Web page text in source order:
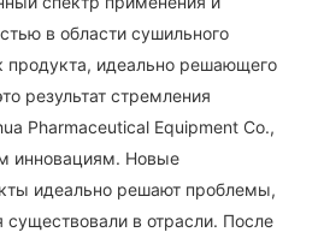
в области сушильного
продукта, идеально решающего
результат стремления
Pharmaceutical Equipment Co.,
инновациям. Новые
идеально решают проблемы,
в отрасли. После